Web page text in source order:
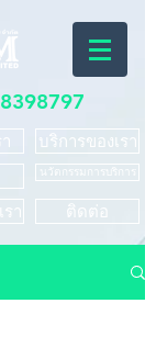
รา
บริการของเรา
นวัตกรรมการบริการ
ติดต่อ